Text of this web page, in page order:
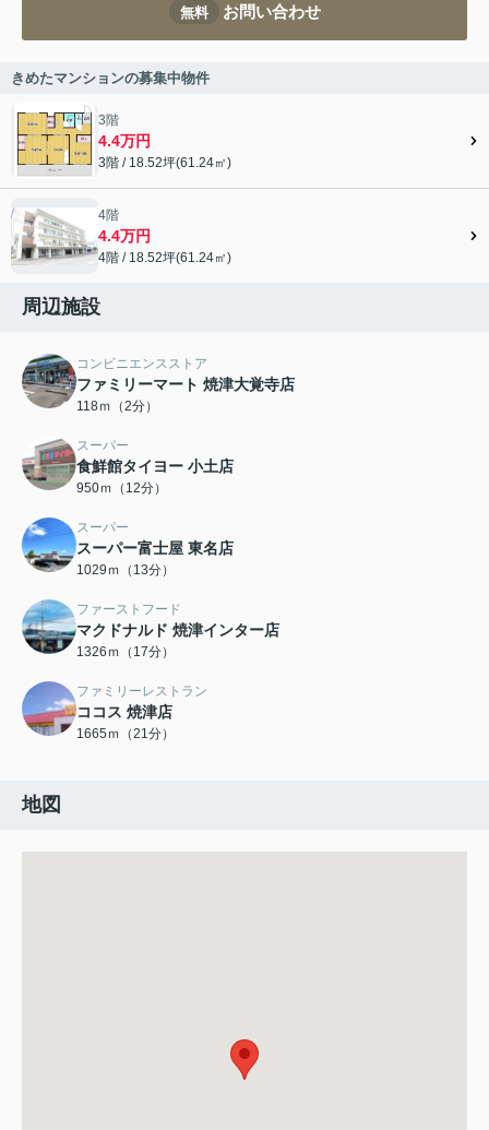
無料 お問い合わせ
きめたマンションの募集中物件
3階
4.4万円
3階 / 18.52坪(61.24㎡)
4階
4.4万円
4階 / 18.52坪(61.24㎡)
周辺施設
コンビニエンスストア
ファミリーマート 焼津大覚寺店
118ｍ（2分）
スーパー
食鮮館タイヨー 小土店
950ｍ（12分）
スーパー
スーパー富士屋 東名店
1029ｍ（13分）
ファーストフード
マクドナルド 焼津インター店
1326ｍ（17分）
ファミリーレストラン
ココス 焼津店
1665ｍ（21分）
地図